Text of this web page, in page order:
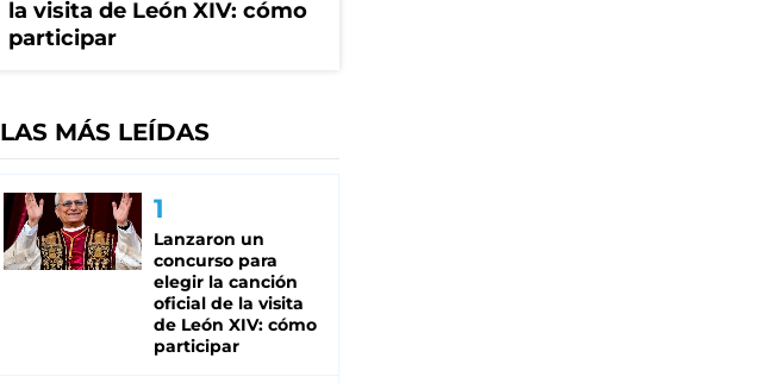
la visita de León XIV: cómo
participar
LAS MÁS LEÍDAS
Lanzaron un
concurso para
elegir la canción
oficial de la visita
de León XIV: cómo
participar